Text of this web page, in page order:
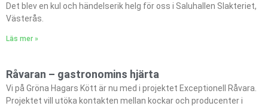
Det blev en kul och händelserik helg för oss i Saluhallen Slakteriet,
Västerås.
Läs mer »
Råvaran – gastronomins hjärta
Vi på Gröna Hagars Kött är nu med i projektet Exceptionell Råvara.
Projektet vill utöka kontakten mellan kockar och producenter i